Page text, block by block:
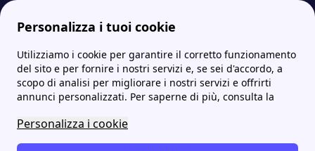
Personalizza i tuoi cookie
Utilizziamo i cookie per garantire il corretto funzionamento
del sito e per fornire i nostri servizi e, se sei d'accordo, a
scopo di analisi per migliorare i nostri servizi e offrirti
annunci personalizzati. Per saperne di più, consulta la
Personalizza i cookie
Energia-Luce.it Sportelli ENGIE: l'elenco completo per trovare il più comodo! Engie a Casarano: tutto ciò che serve per attivare luce e gas
Engie a Casarano: tutto ciò
che serve per attivare luce